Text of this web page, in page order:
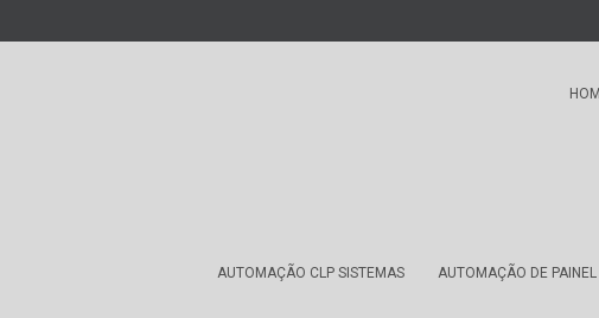
AUTOMAÇÃO CLP SISTEMAS AUTOMAÇÃO DE PAINEL